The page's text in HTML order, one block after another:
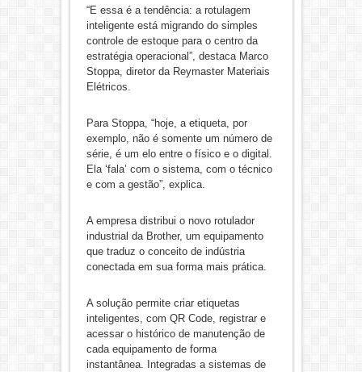
“E essa é a tendência: a rotulagem
inteligente está migrando do simples
controle de estoque para o centro da
estratégia operacional”, destaca Marco
Stoppa, diretor da Reymaster Materiais
Elétricos.
Para Stoppa, “hoje, a etiqueta, por
exemplo, não é somente um número de
série, é um elo entre o físico e o digital.
Ela ‘fala’ com o sistema, com o técnico
e com a gestão”, explica.
A empresa distribui o novo rotulador
industrial da Brother, um equipamento
que traduz o conceito de indústria
conectada em sua forma mais prática.
A solução permite criar etiquetas
inteligentes, com QR Code, registrar e
acessar o histórico de manutenção de
cada equipamento de forma
instantânea. Integradas a sistemas de